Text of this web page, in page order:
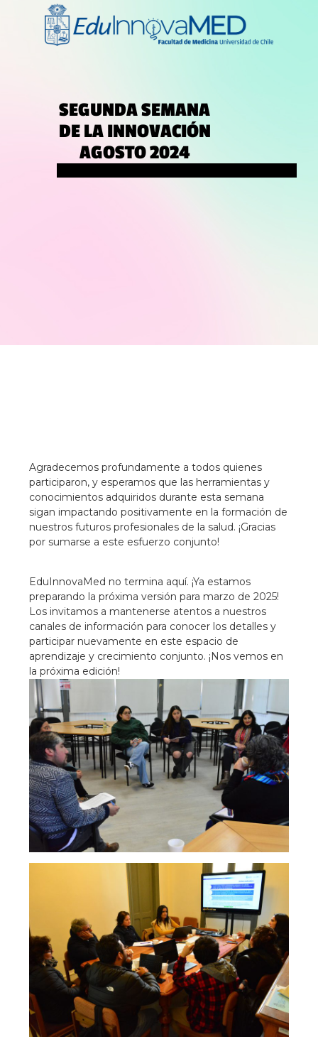
SEGUNDA SEMANA
DE LA INNOVACIÓN
AGOSTO 2024
Agradecemos profundamente a todos quienes
participaron, y esperamos que las herramientas y
conocimientos adquiridos durante esta semana
sigan impactando positivamente en la formación de
nuestros futuros profesionales de la salud. ¡Gracias
por sumarse a este esfuerzo conjunto!
EduInnovaMed no termina aquí. ¡Ya estamos
preparando la próxima versión para marzo de 2025!
Los invitamos a mantenerse atentos a nuestros
canales de información para conocer los detalles y
participar nuevamente en este espacio de
aprendizaje y crecimiento conjunto. ¡Nos vemos en
la próxima edición!